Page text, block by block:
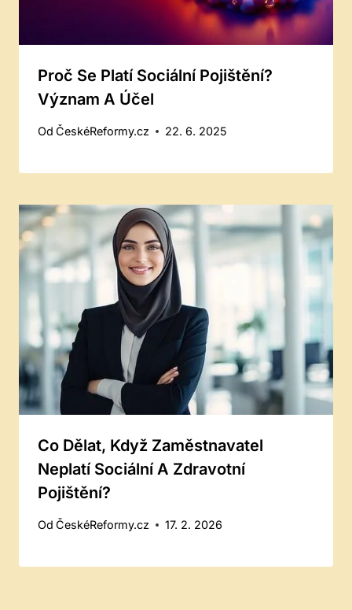
Proč Se Platí Sociální Pojištění?
Význam A Účel
Od ČeskéReformy.cz 22. 6. 2025
Co Dělat, Když Zaměstnavatel
Neplatí Sociální A Zdravotní
Pojištění?
Od ČeskéReformy.cz 17. 2. 2026